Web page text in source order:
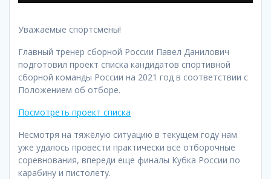
Уважаемые спортсмены!
Главный тренер сборной России Павел Данилович
подготовил проект списка кандидатов спортивной
сборной команды России на 2021 год в соответствии с
Положением об отборе.
Посмотреть проект списка
Несмотря на тяжёлую ситуацию в текущем году нам
уже удалось провести практически все отборочные
соревнования, впереди еще финалы Кубка России по
карабину и пистолету.